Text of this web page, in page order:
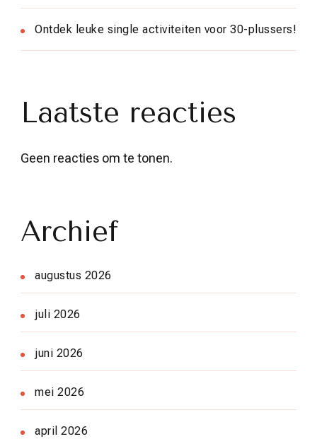
Ontdek leuke single activiteiten voor 30-plussers!
Laatste reacties
Geen reacties om te tonen.
Archief
augustus 2026
juli 2026
juni 2026
mei 2026
april 2026